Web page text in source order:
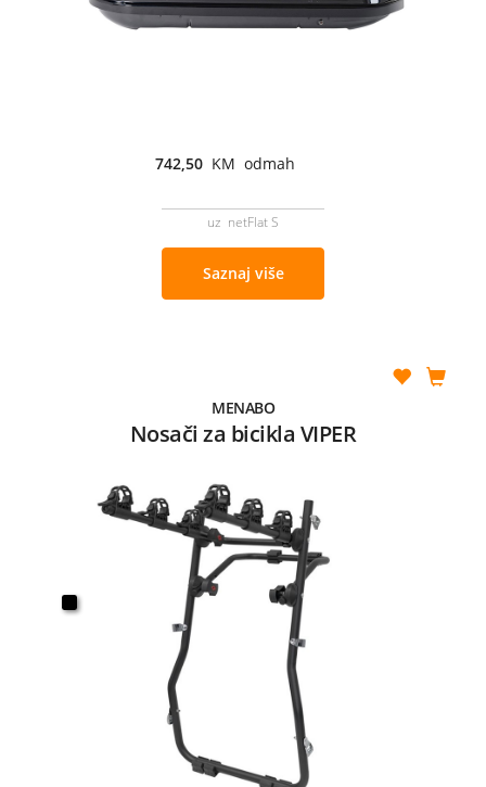
742,50 KM odmah
uz netFlat S
Saznaj više
MENABO
Nosači za bicikla VIPER